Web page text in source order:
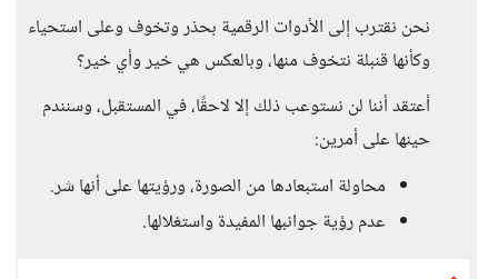
نحن نقترب إلى الأدوات الرقمية بحذر وتخوف وعلى استحياء
وكأنها قنبلة نتخوف منها، وبالعكس هي خير وأي خير؟
أعتقد أننا لن نستوعب ذلك إلا لاحقًا، في المستقبل، وسنندم
حينها على أمرين:
محاولة استبعادها من الصورة، ورؤيتها على أنها شر.
عدم رؤية جوانبها المفيدة واستغلالها.